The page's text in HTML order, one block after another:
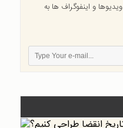
و اینفوگراف ها به